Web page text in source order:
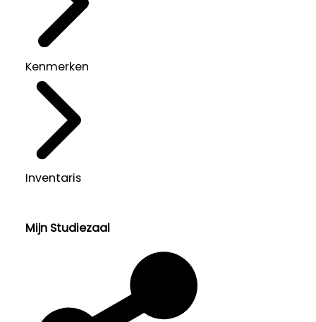
Kenmerken
Inventaris
Mijn Studiezaal